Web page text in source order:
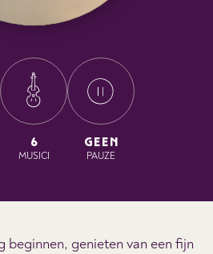
6
MUSICI
GEEN
PAUZE
beginnen, genieten van een fijn